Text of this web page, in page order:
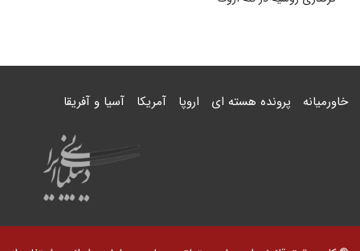
خاورمیانه پرونده هسته ای اروپا آمریکا آسیا و آفریقا